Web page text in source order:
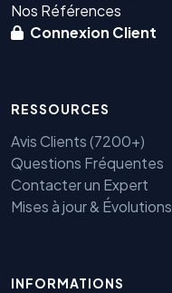
Nos Références
Connexion Client
RESSOURCES
Avis Clients (7200+)
Questions Fréquentes
Contacter un Expert
Mises à jour & Évolutions
INFORMATIONS